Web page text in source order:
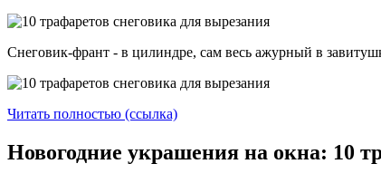
Снеговик-франт - в цилиндре, сам весь ажурный в
Читать полностью (ссылка)
Новогодние украшения на окна: 10